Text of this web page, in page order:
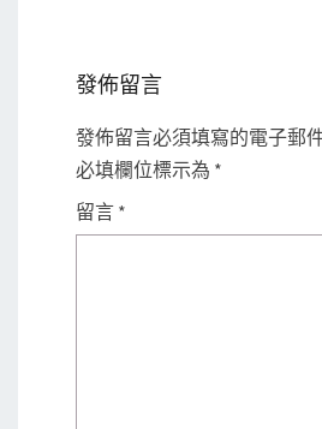
發佈留言
發佈留言必須填寫的電子郵
必填欄位標示為 *
留言 *